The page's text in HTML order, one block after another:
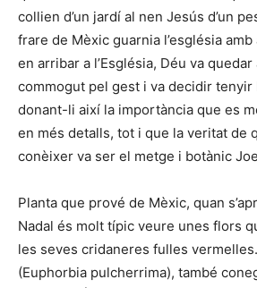
collien d’un jardí al nen Jesús d’un
frare de Mèxic guarnia l’església
en arribar a l’Església, Déu va
commogut pel gest i va decidir tenyir
donant-li així la importància que es
en més detalls, tot i que la veritat de
conèixer va ser el metge i botànic
Planta que prové de Mèxic, quan
Nadal és molt típic veure unes flors
les seves cridaneres fulles
(Euphorbia pulcherrima), també